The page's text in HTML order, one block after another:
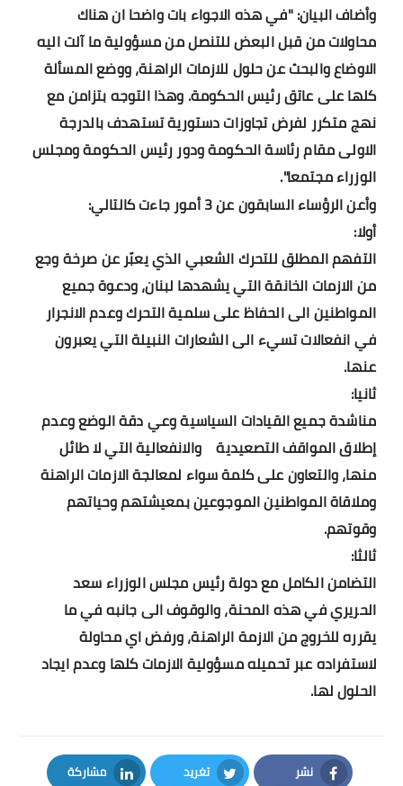
المرأة والطفل
حكاية صورة
ثقافة
حوادث
وأضاف البيان: "في هذه الاجواء بات واضحا ان هناك
محاولات من قبل البعض للتنصل من مسؤولية ما آلت اليه
الاوضاع والبحث عن حلول للازمات الراهنة، ووضع المسألة
كلها على عاتق رئيس الحكومة. وهذا التوجه بتزامن مع
نهج متكرر لفرض تجاوزات دستورية تستهدف بالدرجة
الاولى مقام رئاسة الحكومة ودور رئيس الحكومة ومجلس
الوزراء مجتمعا".
وأعن الرؤساء السابقون عن 3 أمور جاءت كالتالي:
أولا:
التفهم المطلق للتحرك الشعبي الذي يعبّر عن صرخة وجع
من الازمات الخانقة التي يشهدها لبنان، ودعوة جميع
المواطنين الى الحفاظ على سلمية التحرك وعدم الانجرار
في انفعالات تسيء الى الشعارات النبيلة التي يعبرون
عنها.
ثانيا:
مناشدة جميع القيادات السياسية وعي دقة الوضع وعدم
إطلاق المواقف التصعيدية والانفعالية التي لا طائل
منها، والتعاون على كلمة سواء لمعالجة الازمات الراهنة
وملاقاة المواطنين الموجوعين بمعيشتهم وحياتهم
وقوتهم.
ثالثا:
التضامن الكامل مع دولة رئيس مجلس الوزراء سعد
الحريري في هذه المحنة، والوقوف الى جانبه في ما
يقرره للخروج من الازمة الراهنة، ورفض اي محاولة
لاستفراده عبر تحميله مسؤولية الازمات كلها وعدم ايجاد
الحلول لها.
نشر تغريد مشاركة